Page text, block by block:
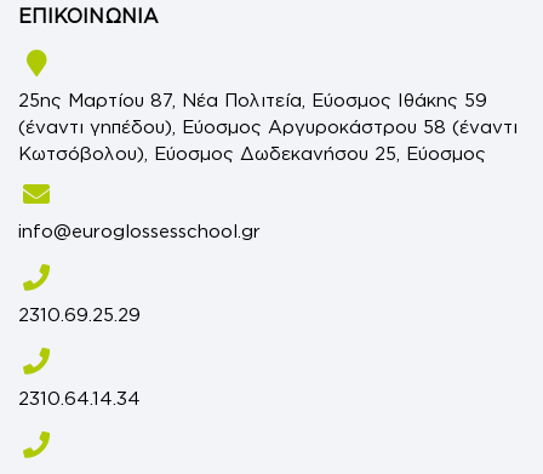
ΕΠΙΚΟΙΝΩΝΙΑ
25ης Μαρτίου 87, Νέα Πολιτεία, Εύοσμος Ιθάκης 59
(έναντι γηπέδου), Εύοσμος Αργυροκάστρου 58 (έναντι
Κωτσόβολου), Εύοσμος Δωδεκανήσου 25, Εύοσμος
info@euroglossesschool.gr
2310.69.25.29
2310.64.14.34